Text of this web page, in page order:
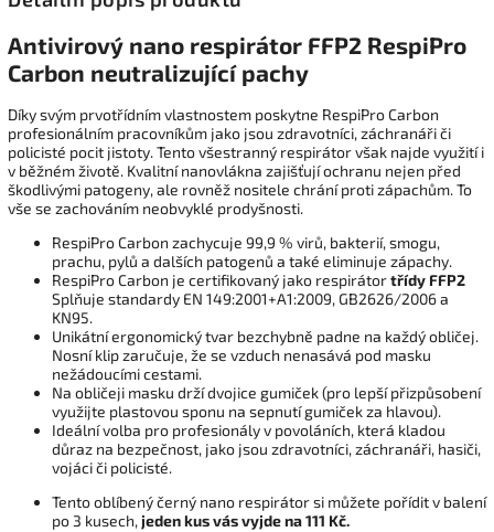
Antivirový nano respirátor FFP2 RespiPro
Carbon neutralizující pachy
Díky svým prvotřídním vlastnostem poskytne RespiPro Carbon
profesionálním pracovníkům jako jsou zdravotníci, záchranáři či
policisté pocit jistoty. Tento všestranný respirátor však najde využití i
v běžném životě. Kvalitní nanovlákna zajišťují ochranu nejen před
škodlivými patogeny, ale rovněž nositele chrání proti zápachům. To
vše se zachováním neobvyklé prodyšnosti.
RespiPro Carbon zachycuje 99,9 % virů, bakterií, smogu,
prachu, pylů a dalších patogenů a také eliminuje zápachy.
RespiPro Carbon je certifikovaný jako respirátortřídy FFP2
Splňuje standardy EN 149:2001+A1:2009, GB2626/2006 a
KN95.
Unikátní ergonomický tvar bezchybně padne na každý obličej.
Nosní klip zaručuje, že se vzduch nenasává pod masku
nežádoucími cestami.
Na obličeji masku drží dvojice gumiček (pro lepší přizpůsobení
využijte plastovou sponu na sepnutí gumiček za hlavou).
Ideální volba pro profesionály v povoláních, která kladou
důraz na bezpečnost, jako jsou zdravotníci, záchranáři, hasiči,
vojáci či policisté.
Tento oblíbený černý nano respirátor si můžete pořídit v balení
po 3 kusech, jeden kus vás vyjde na 111 Kč.